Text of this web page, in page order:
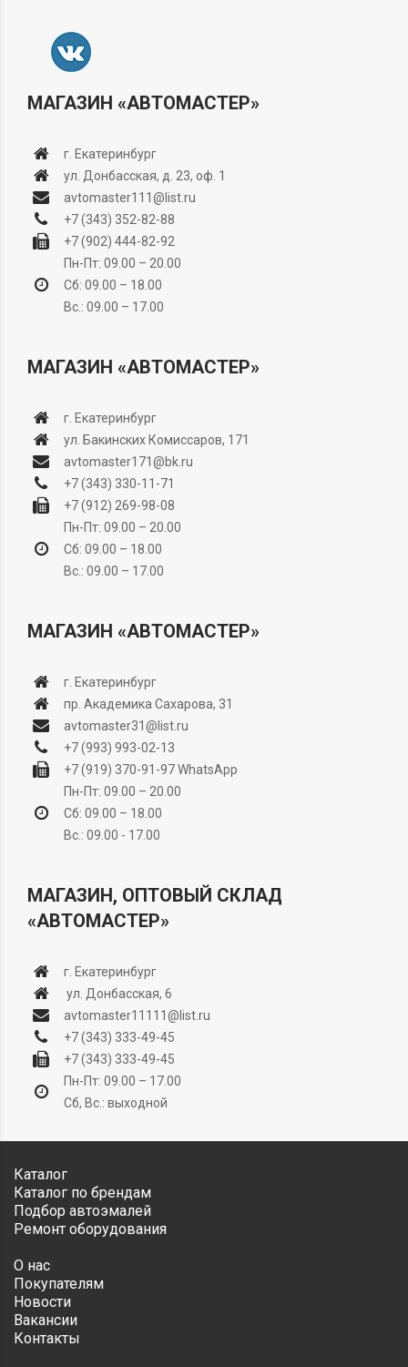
МАГАЗИН «АВТОМАСТЕР»
г. Екатеринбург
ул. Донбасская, д. 23, оф. 1
avtomaster111@list.ru
+7 (343) 352-82-88
+7 (902) 444-82-92
Пн-Пт: 09.00 – 20.00
Сб: 09.00 – 18.00
Вс.: 09.00 – 17.00
МАГАЗИН «АВТОМАСТЕР»
г. Екатеринбург
ул. Бакинских Комиссаров, 171
avtomaster171@bk.ru
+7 (343) 330-11-71
+7 (912) 269-98-08
Пн-Пт: 09.00 – 20.00
Сб: 09.00 – 18.00
Вс.: 09.00 – 17.00
МАГАЗИН «АВТОМАСТЕР»
г. Екатеринбург
пр. Академика Сахарова, 31
avtomaster31@list.ru
+7 (993) 993-02-13
+7 (919) 370-91-97WhatsApp
Пн-Пт: 09.00 – 20.00
Сб: 09.00 – 18.00
Вс.: 09.00 - 17.00
МАГАЗИН, ОПТОВЫЙ СКЛАД
«АВТОМАСТЕР»
г. Екатеринбург
ул. Донбасская, 6
avtomaster11111@list.ru
+7 (343) 333-49-45
+7 (343) 333-49-45
Пн-Пт: 09.00 – 17.00
Сб, Вс.: выходной
Каталог
Каталог по брендам
Подбор автоэмалей
Ремонт оборудования
О нас
Покупателям
Новости
Вакансии
Контакты